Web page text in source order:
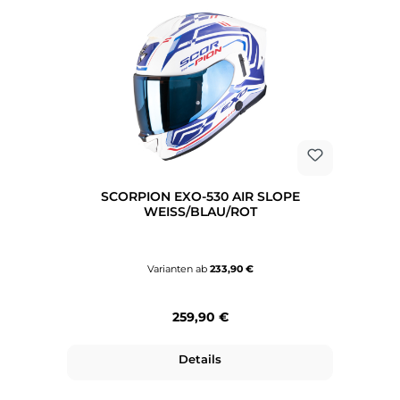
SCORPION EXO-530 AIR SLOPE
WEISS/BLAU/ROT
Varianten ab233,90 €
Regulärer Preis:
259,90 €
Details